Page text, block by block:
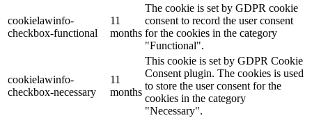
cookielawinfo-
checkbox-functional
11
months
The cookie is set by GDPR cookie
consent to record the user consent
for the cookies in the category
"Functional".
cookielawinfo-
checkbox-necessary
11
months
This cookie is set by GDPR Cookie
Consent plugin. The cookies is used
to store the user consent for the
cookies in the category
"Necessary".